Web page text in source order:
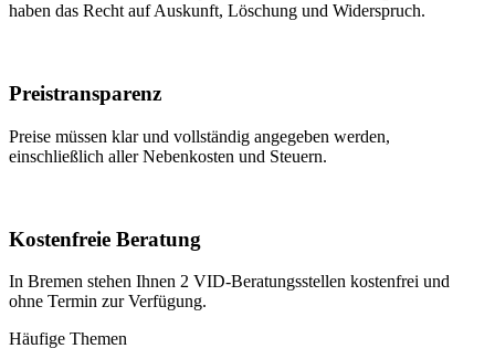
haben das Recht auf Auskunft, Löschung und Widerspruch.
Preistransparenz
Preise müssen klar und vollständig angegeben werden,
einschließlich aller Nebenkosten und Steuern.
Kostenfreie Beratung
In Bremen stehen Ihnen 2 VID-Beratungsstellen kostenfrei und
ohne Termin zur Verfügung.
Häufige Themen